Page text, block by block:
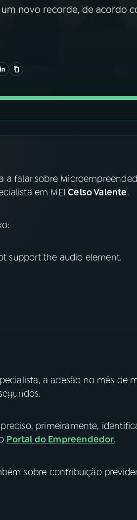
novo recorde, de acordo
a falar sobre
em MEICelso Valente.
support the audio element.
a adesão no mês de
preciso, primeiramente,
Portal do Empreendedor.
sobre contribuição